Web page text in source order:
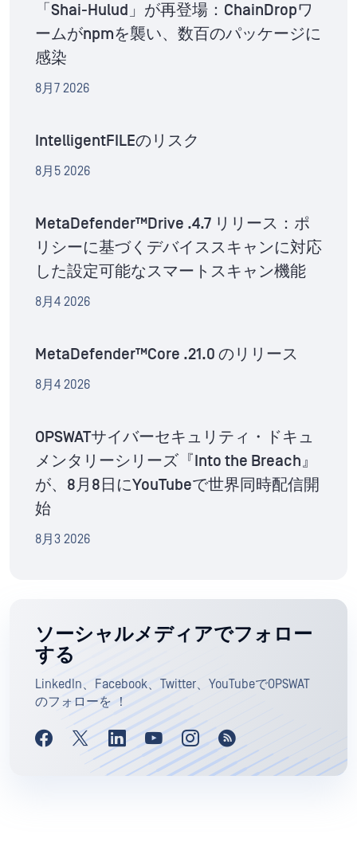
「Shai-Hulud」が再登場：ChainDropワ
ームがnpmを襲い、数百のパッケージに
感染
8月7 2026
IntelligentFILEのリスク
8月5 2026
MetaDefender™Drive .4.7 リリース：ポ
リシーに基づくデバイススキャンに対応
した設定可能なスマートスキャン機能
8月4 2026
MetaDefender™Core .21.0 のリリース
8月4 2026
OPSWATサイバーセキュリティ・ドキュ
メンタリーシリーズ『Into the Breach』
が、8月8日にYouTubeで世界同時配信開
始
8月3 2026
ソーシャルメディアでフォロー
する
LinkedIn、Facebook、Twitter、YouTubeでOPSWAT
のフォローを ！